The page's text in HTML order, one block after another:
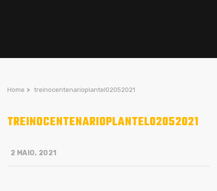
Home > treinocentenarioplantel02052021
TREINOCENTENARIOPLANTEL02052021
2 MAIO, 2021